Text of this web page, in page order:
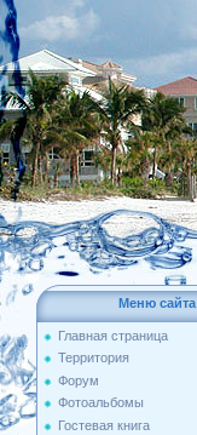
Меню сайта
Главная страница
Территория
Форум
Фотоальбомы
Гостевая книга